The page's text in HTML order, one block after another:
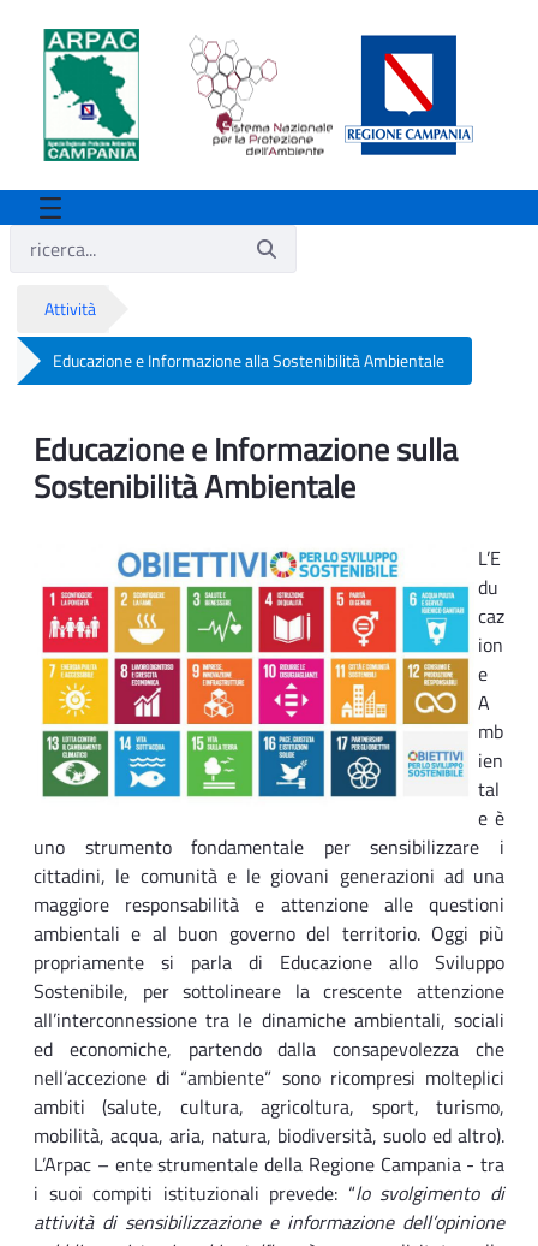
Attività
Educazione e Informazione alla Sostenibilità Ambientale
Educazione e Informazione alla
Educazione e Informazione sulla
Sostenibilità Ambientale
L’E
du
caz
ion
e
A
mb
ien
tal
e è
uno strumento fondamentale per sensibilizzare i
cittadini, le comunità e le giovani generazioni ad una
maggiore responsabilità e attenzione alle questioni
ambientali e al buon governo del territorio. Oggi più
propriamente si parla di Educazione allo Sviluppo
Sostenibile, per sottolineare la crescente attenzione
all’interconnessione tra le dinamiche ambientali, sociali
ed economiche, partendo dalla consapevolezza che
nell’accezione di “ambiente” sono ricompresi molteplici
ambiti (salute, cultura, agricoltura, sport, turismo,
mobilità, acqua, aria, natura, biodiversità, suolo ed altro).
L’Arpac – ente strumentale della Regione Campania - tra
i suoi compiti istituzionali prevede: “lo svolgimento di
attività di sensibilizzazione e informazione dell’opinione